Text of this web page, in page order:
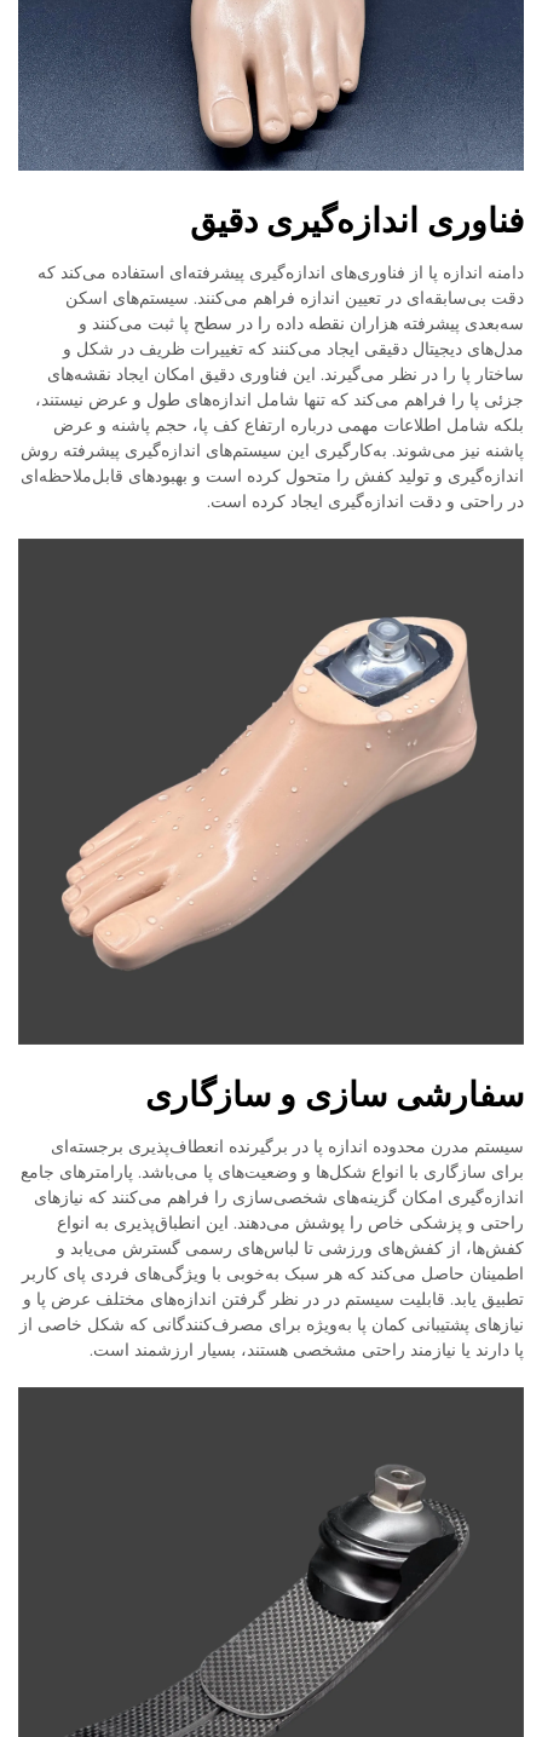
فناوری اندازه‌گیری دقیق
دامنه اندازه پا از فناوری‌های اندازه‌گیری پیشرفته‌ای استفاده می‌کند که
دقت بی‌سابقه‌ای در تعیین اندازه فراهم می‌کنند. سیستم‌های اسکن
سه‌بعدی پیشرفته هزاران نقطه داده را در سطح پا ثبت می‌کنند و
مدل‌های دیجیتال دقیقی ایجاد می‌کنند که تغییرات ظریف در شکل و
ساختار پا را در نظر می‌گیرند. این فناوری دقیق امکان ایجاد نقشه‌های
جزئی پا را فراهم می‌کند که تنها شامل اندازه‌های طول و عرض نیستند،
بلکه شامل اطلاعات مهمی درباره ارتفاع کف پا، حجم پاشنه و عرض
پاشنه نیز می‌شوند. به‌کارگیری این سیستم‌های اندازه‌گیری پیشرفته روش
اندازه‌گیری و تولید کفش را متحول کرده است و بهبودهای قابل‌ملاحظه‌ای
در راحتی و دقت اندازه‌گیری ایجاد کرده است.
سفارشی سازی و سازگاری
سیستم مدرن محدوده اندازه پا در برگیرنده انعطاف‌پذیری برجسته‌ای
برای سازگاری با انواع شکل‌ها و وضعیت‌های پا می‌باشد. پارامترهای جامع
اندازه‌گیری امکان گزینه‌های شخصی‌سازی را فراهم می‌کنند که نیازهای
راحتی و پزشکی خاص را پوشش می‌دهند. این انطباق‌پذیری به انواع
کفش‌ها، از کفش‌های ورزشی تا لباس‌های رسمی گسترش می‌یابد و
اطمینان حاصل می‌کند که هر سبک به‌خوبی با ویژگی‌های فردی پای کاربر
تطبیق یابد. قابلیت سیستم در در نظر گرفتن اندازه‌های مختلف عرض پا و
نیازهای پشتیبانی کمان پا به‌ویژه برای مصرف‌کنندگانی که شکل خاصی از
پا دارند یا نیازمند راحتی مشخصی هستند، بسیار ارزشمند است.